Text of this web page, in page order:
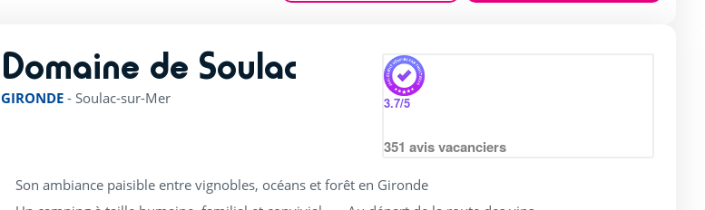
Domaine de Soulac rating of 4 / 5
GIRONDE - Soulac-sur-Mer 3.7/5
351 avis vacanciers
Son ambiance paisible entre vignobles, océans et forêt en Gironde